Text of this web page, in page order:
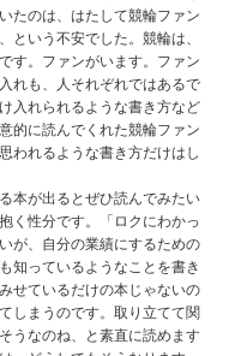
たのは、はたして競輪ファン
という不安でした。競輪は、
す。ファンがいます。ファン
れも、人それぞれではあるで
入れられるような書き方など
的に読んでくれた競輪ファン
われるような書き方だけはし
本が出るとぜひ読んでみたい
く性分です。「ロクにわかっ
が、自分の業績にするための
知っているようなことを書き
せているだけの本じゃないの
しまうのです。取り立てて関
うなのね、と素直に読めます